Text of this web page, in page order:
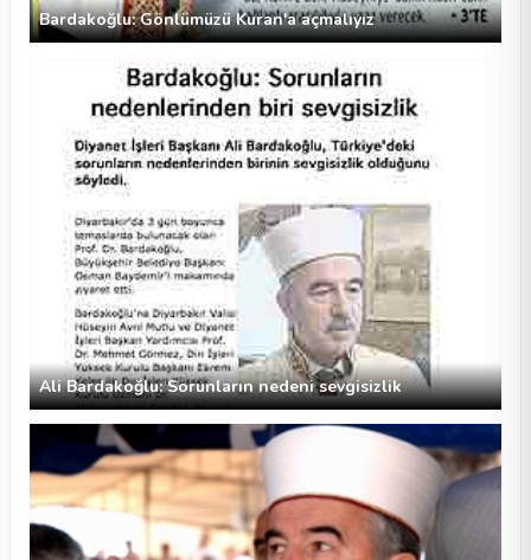
Bardakoğlu: Gönlümüzü Kuran'a açmalıyız
Ali Bardakoğlu: Sorunların nedeni sevgisizlik